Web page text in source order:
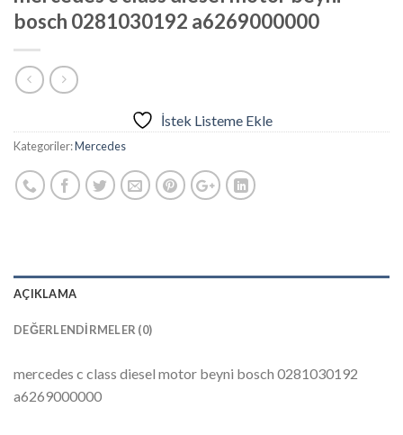
bosch 0281030192 a6269000000
İstek Listeme Ekle
Kategoriler:Mercedes
AÇIKLAMA
DEĞERLENDIRMELER (0)
mercedes c class diesel motor beyni bosch 0281030192
a6269000000